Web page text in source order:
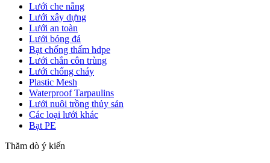
Lưới che nắng
Lưới xây dựng
Lưới an toàn
Lưới bóng đá
Bạt chống thấm hdpe
Lưới chắn côn trùng
Lưới chống cháy
Plastic Mesh
Waterproof Tarpaulins
Lưới nuôi trồng thủy sản
Các loại lưới khác
Bạt PE
Thăm dò ý kiến